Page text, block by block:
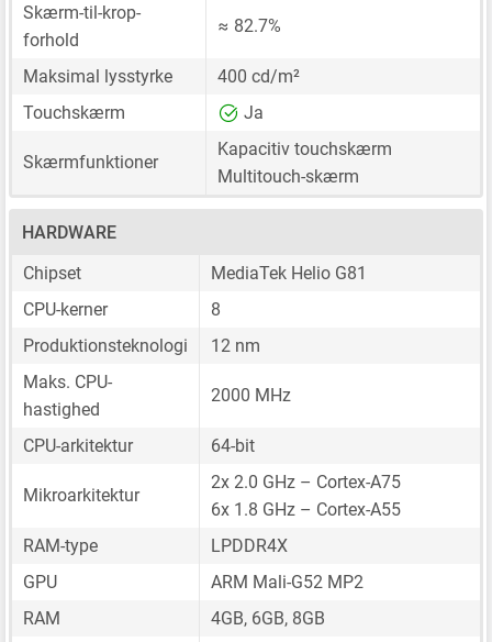
Skærm-til-krop-
forhold
≈ 82.7%
Maksimal lysstyrke
400 cd/m²
Touchskærm
Ja
Skærmfunktioner
Kapacitiv touchskærm
Multitouch-skærm
HARDWARE
Chipset
MediaTek Helio G81
CPU-kerner
8
Produktionsteknologi
12 nm
Maks. CPU-
hastighed
2000 MHz
CPU-arkitektur 64-bit
Mikroarkitektur
2x 2.0 GHz – Cortex-A75
6x 1.8 GHz – Cortex-A55
RAM-type
LPDDR4X
GPU
ARM Mali-G52 MP2
RAM
4GB, 6GB, 8GB